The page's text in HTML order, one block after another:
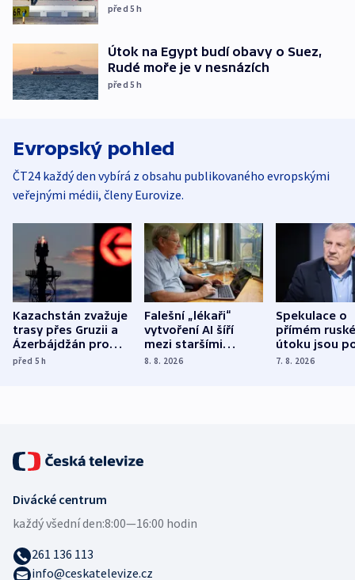
před 5h
Útok na Egypt budí obavy o Suez,
Rudé moře je v nesnázích
před 5h
Evropský pohled
ČT24 každý den vybírá z obsahu publikovaného evropskými
veřejnými médii, členy Eurovize.
Kazachstán zvažuje
trasy přes Gruzii a
Ázerbájdžán pro
vývoz ropy do
před 5h
Falešní „lékaři“
vytvoření AI šíří
mezi staršími
Poláky nebezpečné
8. 8. 2026
Spekulace o
přímém
útoku jsou
míní
7. 8. 2026
Divácké centrum
každý všední den:8:00—16:00 hodin
261 136 113
info@ceskatelevize.cz